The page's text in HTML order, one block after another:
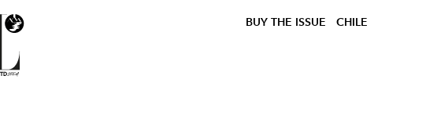
BUY THE ISSUE CHILE